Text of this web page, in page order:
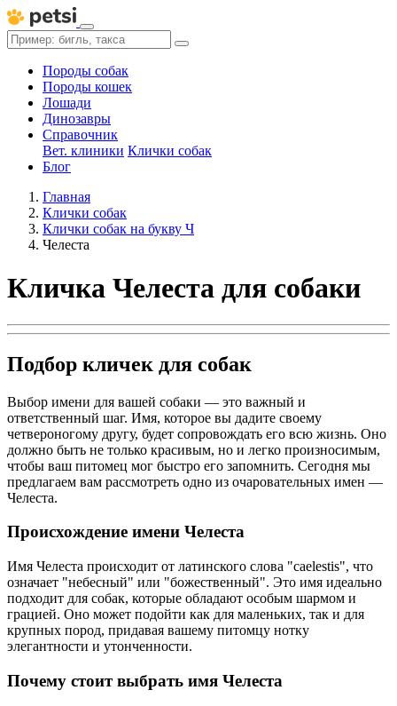
Породы собак
Породы кошек
Лошади
Динозавры
Справочник
Вет. клиники Клички собак
Блог
Главная
Клички собак
Клички собак на букву Ч
Челеста
Кличка Челеста для собаки
Подбор кличек для собак
Выбор имени для вашей собаки — это важный и
ответственный шаг. Имя, которое вы дадите своему
четвероногому другу, будет сопровождать его всю жизнь. Оно
должно быть не только красивым, но и легко произносимым,
чтобы ваш питомец мог быстро его запомнить. Сегодня мы
предлагаем вам рассмотреть одно из очаровательных имен —
Челеста.
Происхождение имени Челеста
Имя Челеста происходит от латинского слова "caelestis", что
означает "небесный" или "божественный". Это имя идеально
подходит для собак, которые обладают особым шармом и
грацией. Оно может подойти как для маленьких, так и для
крупных пород, придавая вашему питомцу нотку
элегантности и утонченности.
Почему стоит выбрать имя Челеста